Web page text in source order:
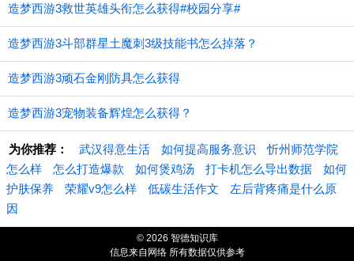
造梦西游3救世英雄头衔怎么获得#校园分享#
造梦西游3斗部群星土魔刺3级技能书怎么掉落？
造梦西游3顽石金刚防具怎么获得
造梦西游3宠物装备辉煌怎么获得？
为你推荐： 武汉得意生活 如何提高服务意识
忻州师范学院
怎么样
怎么打造爆款 如何煲鸡汤 打卡机怎么导出数据
如何
护肤保养
荣耀v9怎么样 低碳生活作文
左后背疼痛是什么原
因
© 2026 智德知识库
信息来自网络 所有数据仅供参考